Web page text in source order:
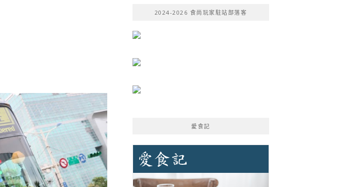
2024-2026 食尚玩家駐站部落客
愛食記